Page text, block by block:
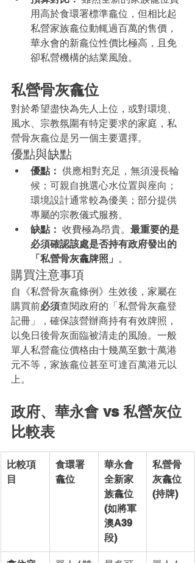
用高於食環署標準龕位，但相比起
私營家族龕位動輒過百萬的售價，
華永會的新龕位性價比極高，且免
卻私營機構的結業風險。
私營骨灰龕位
對於希望盡快為先人上位，或對環境、
風水、宗教氛圍有特定要求的家庭，私
營骨灰龕位是另一個主要選擇。
優點與缺點
優點： 供應相對充足，無須漫長輪
候；可親自挑選心水位置與座向；
環境設計通常較為優美；部分提供
專屬的宗教儀式服務。
缺點： 收費極為昂貴。 最重要的是
必須確認該處是否持有政府發出的
「私營骨灰龕牌照」 。
購買注意事項
自《私營骨灰龕條例》生效後，家屬在
購買前必須查閱政府的「私營骨灰龕登
記冊」，確保該營辦商持有有效牌照，
以免日後骨灰面臨被清走的風險。一般
單人私營龕位價格由十幾萬至數十萬港
元不等，家族龕位甚至可達百萬港元以
上。
政府、華永會 vs 私營灰位
比較表
比較項
目
食環署
龕位
華永會
全新家
族龕位
(如將軍
澳A39
段)
私營骨
灰龕位
(持牌)